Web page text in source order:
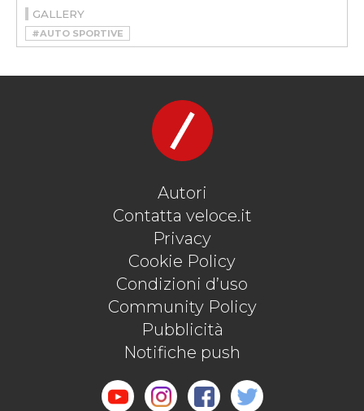
GALLERY
#AUTO SPORTIVE
Autori
Contatta veloce.it
Privacy
Cookie Policy
Condizioni d’uso
Community Policy
Pubblicità
Notifiche push